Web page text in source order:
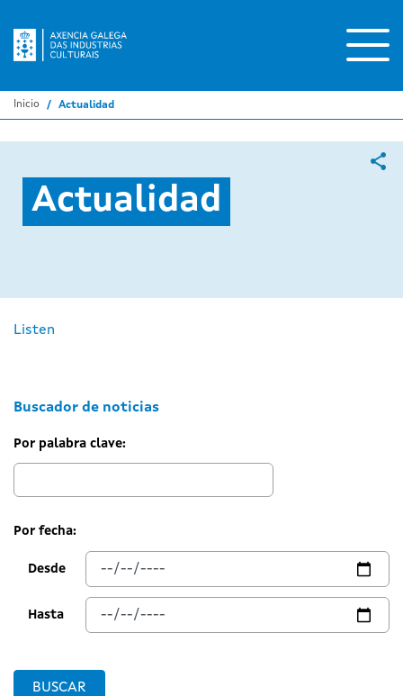
Inicio Actualidad
Actualidad
Listen
Buscador de noticias
Por palabra clave:
Por fecha:
Desde
Hasta
BUSCAR